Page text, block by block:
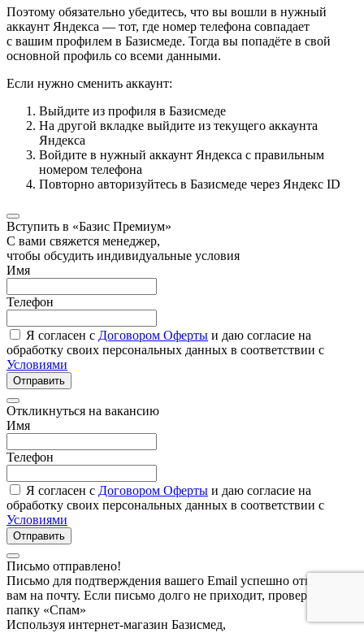
Поэтому обязательно убедитесь, что вы вошли в нужный
аккаунт Яндекса — тот, где номер телефона совпадает
с вашим профилем в Базисмеде. Тогда вы попадёте в свой
основной профиль со всеми данными.
Если нужно сменить аккаунт:
Выйдите из профиля в Базисмеде
На другой вкладке выйдите из текущего аккаунта
Яндекса
Войдите в нужный аккаунт Яндекса с правильным
номером телефона
Повторно авторизуйтесь в Базисмеде через Яндекс ID
Вступить в «Базис Премиум»
С вами свяжется менеджер,
чтобы обсудить индивидуальные условия
Имя
Телефон
Я согласен с Договором Оферты и даю согласие на
обработку своих персональных данных в соответствии с
Условиями
Отправить
Откликнуться на вакансию
Имя
Телефон
Я согласен с Договором Оферты и даю согласие на
обработку своих персональных данных в соответствии с
Условиями
Отправить
Письмо отправлено!
Письмо для подтверждения вашего Email успешно отправлено
вам на почту. Если письмо долго не приходит, проверьте
папку «Спам»
Используя интернет-магазин Базисмед,